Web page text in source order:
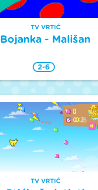
TV VRTIĆ
Bojanka - Mališan
2-6
TV VRTIĆ